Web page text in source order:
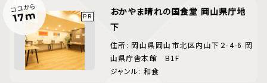
ココから
17m
おかやま晴れの国食堂 岡山県庁地
下
住所: 岡山県岡山市北区内山下２-4-6 岡
山県庁舎本館 B1F
ジャンル: 和食